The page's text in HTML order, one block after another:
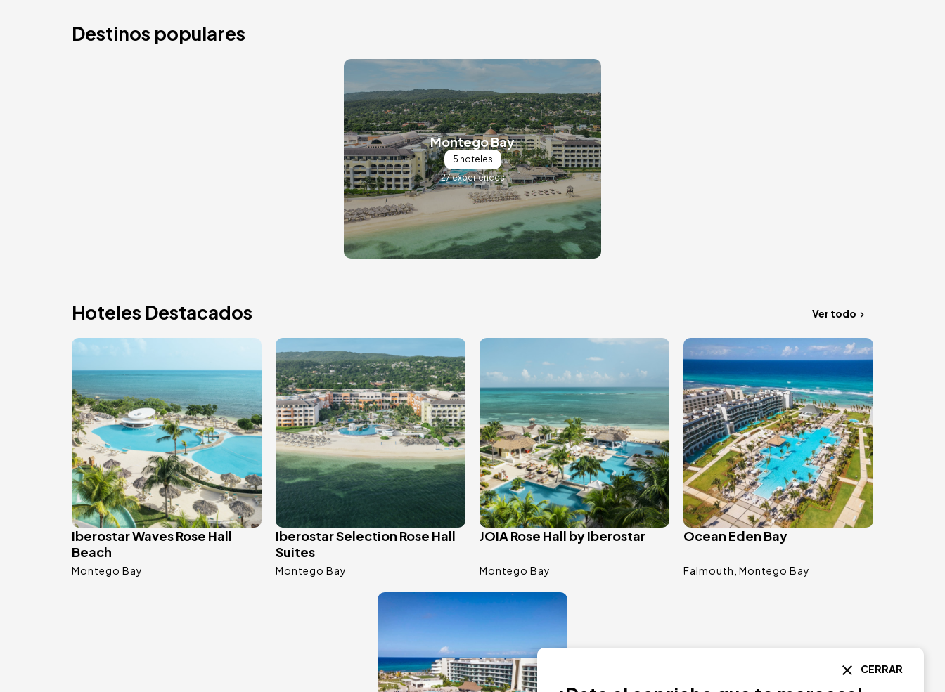
Destinos populares
Image
Montego Bay
5 hoteles
27 experiences
Hoteles Destacados Ver todo
Image
Iberostar Waves Rose Hall
Beach
Montego Bay
Image
Iberostar Selection Rose Hall
Suites
Montego Bay
JOIA Rose Hall by Iberostar
Montego Bay
Image
Ocean Eden Bay
Falmouth Montego Bay
Image
CERRAR